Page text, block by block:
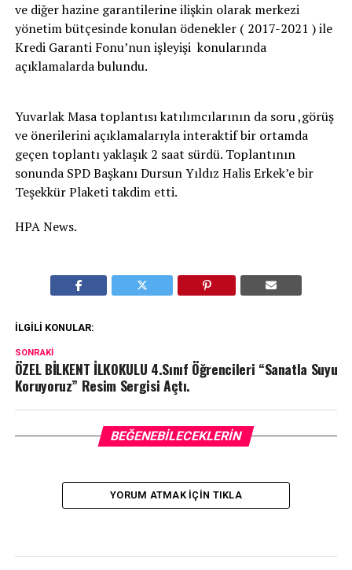
ve diğer hazine garantilerine ilişkin olarak merkezi
yönetim bütçesinde konulan ödenekler ( 2017-2021 ) ile
Kredi Garanti Fonu’nun işleyişi konularında
açıklamalarda bulundu.
Yuvarlak Masa toplantısı katılımcılarının da soru ,görüş
ve önerilerini açıklamalarıyla interaktif bir ortamda
geçen toplantı yaklaşık 2 saat sürdü. Toplantının
sonunda SPD Başkanı Dursun Yıldız Halis Erkek’e bir
Teşekkür Plaketi takdim etti.
HPA News.
İLGILI KONULAR:
SONRAKI
ÖZEL BİLKENT İLKOKULU 4.Sınıf Öğrencileri “Sanatla Suyu
Koruyoruz” Resim Sergisi Açtı.
BEĞENEBILECEKLERIN
YORUM ATMAK IÇIN TIKLA